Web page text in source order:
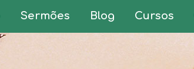
Sermões Blog Cursos